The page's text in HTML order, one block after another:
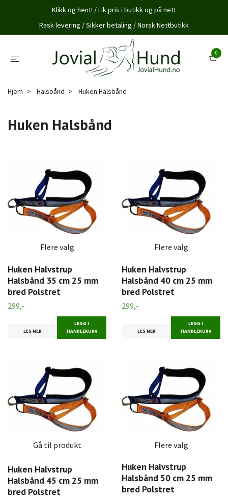
Klikk og hent! / Lik pris i butikk og på nett
Rask levering / Sikker betaling / Norsk Nettbutikk
0
Hjem Halsbånd Huken Halsbånd
Huken Halsbånd
Flere valg
Huken Halvstrup
Halsbånd 35 cm 25 mm
bred Polstret
299,-
LES MER
LEGG I
HANDLEKURV
Flere valg
Huken Halvstrup
Halsbånd 40 cm 25 mm
bred Polstret
299,-
LES MER
LEGG I
HANDLEKURV
Gå til produkt
Huken Halvstrup
Halsbånd 45 cm 25 mm
bred Polstret
Flere valg
Huken Halvstrup
Halsbånd 50 cm 25 mm
bred Polstret